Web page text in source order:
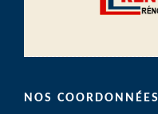
NOS COORDONNÉES